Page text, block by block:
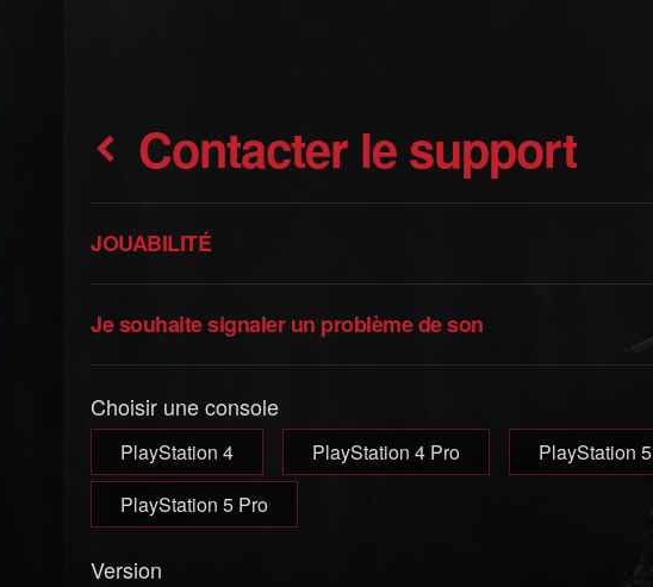
Contacter le support
JOUABILITÉ
Je souhaite signaler un problème de son
Choisir une console
PlayStation 4 PlayStation 4 Pro PlayStation 5
PlayStation 5 Pro
Version